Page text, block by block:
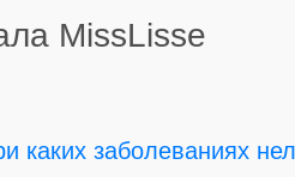
MissLisse